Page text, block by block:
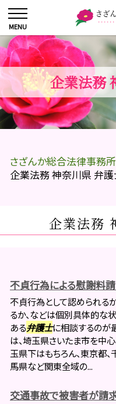
企業法務
さざんか総合法律事務所
企業法務 神奈川県 弁
企業法務
不貞行為による慰謝料
不貞行為として認められる
るか、などは個別具体的な
ある弁護士に相談するのが
は、埼玉県さいたま市を中
玉県下はもちろん、東京都、
馬県など関東全域の...
交通事故で被害者が請